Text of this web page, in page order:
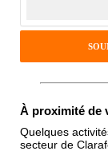
Antispam -
chiffres) :
À proximité de
Quelques
secteur de